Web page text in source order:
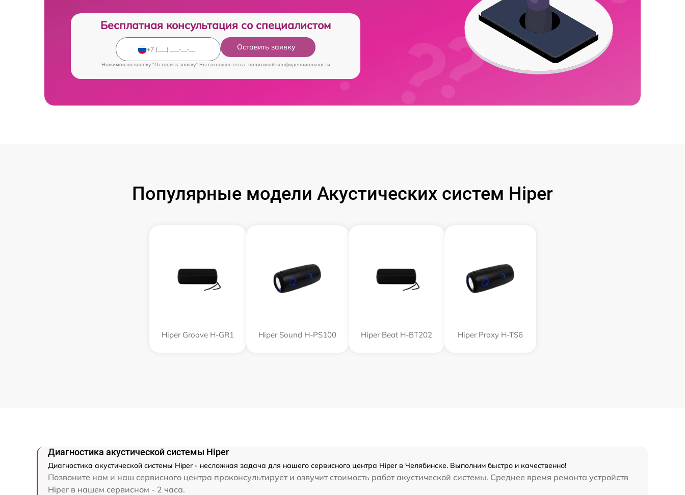
Бесплатная консультация со специалистом
Оставить заявку
Нажимая на кнопку "Оставить заявку" Вы соглашаетесь c политикой конфиденциальности
Популярные модели Акустических систем Hiper
Hiper Groove H-GR1 Hiper Sound H-PS100 Hiper Beat H-BT202 Hiper Proxy H-TS6
Диагностика акустической системы Hiper
Диагностика акустической системы Hiper - несложная задача для нашего сервисного центра Hiper в Челябинске. Выполним быстро и качественно!
Позвоните нам и наш сервисного центра проконсультирует и озвучит стоимость работ акустической системы. Среднее время ремонта устройств
Hiper в нашем сервисном - 2 часа.